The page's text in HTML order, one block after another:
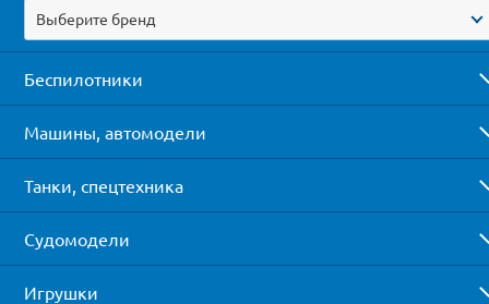
Выберите бренд
Беспилотники
Машины, автомодели
Танки, спецтехника
Судомодели
Игрушки